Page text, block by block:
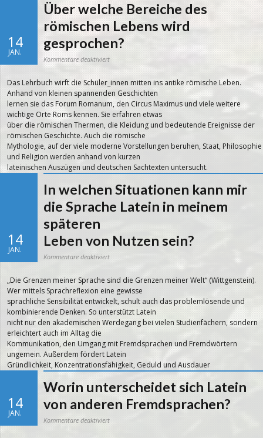
14
JAN.
Über welche Bereiche des
römischen Lebens wird
gesprochen?
Kommentare deaktiviertfür
welche
des
römischen
Lebens
wird
gesprochen?
Das Lehrbuch wirft die Schüler_innen mitten ins antike römische Leben.
Anhand von kleinen spannenden Geschichten
lernen sie das Forum Romanum, den Circus Maximus und viele weitere
wichtige Orte Roms kennen. Sie erfahren etwas
über die römischen Thermen, die Kleidung und bedeutende Ereignisse der
römischen Geschichte. Auch die römische
Mythologie, auf der viele moderne Vorstellungen beruhen, Staat, Philosophie
und Religion werden anhand von kurzen
lateinischen Auszügen und deutschen Sachtexten untersucht.
14
JAN.
In welchen Situationen kann mir
die Sprache Latein in meinem
späteren
Leben von Nutzen sein?
Kommentare deaktiviertfür
kann
mir
die
Sprache
Latein
in
meinem
späteren
Leben
sein?
„Die Grenzen meiner Sprache sind die Grenzen meiner Welt“ (Wittgenstein).
Wer mittels Sprachreflexion eine gewisse
sprachliche Sensibilität entwickelt, schult auch das problemlösende und
kombinierende Denken. So unterstützt Latein
nicht nur den akademischen Werdegang bei vielen Studienfächern, sondern
erleichtert auch im Alltag die
Kommunikation, den Umgang mit Fremdsprachen und Fremdwörtern
ungemein. Außerdem fördert Latein
Gründlichkeit, Konzentrationsfähigkeit, Geduld und Ausdauer
14
JAN.
Worin unterscheidet sich Latein
von anderen Fremdsprachen?
Kommentare deaktiviertfür